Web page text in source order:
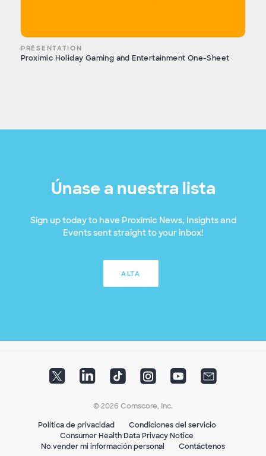
PRESENTATION
Proximic Holiday Gaming and Entertainment One-Sheet
Únase a nuestra lista
Sign up today to have Proximic News, Insights and
Events sent straight to your inbox!
ALTA
© 2026 Comscore, Inc.
Política de privacidad
Condiciones del servicio
Consumer Health Data Privacy Notice
No vender mi información personal
Contáctenos